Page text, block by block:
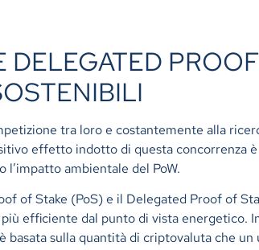
DELEGATED
tra loro e costantemente alla
effetto indotto di questa concorrenza è
ambientale del PoW.
of Stake (PoS) e il Delegated Proof of
efficiente dal punto di vista energetico.
basata sulla quantità di criptovaluta che